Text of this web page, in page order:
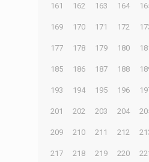
161 162 163 164
169 170 171 172
177 178 179 180
185 186 187 188
193 194 195 196
201 202 203 204
209 210 211 212
217 218 219 220